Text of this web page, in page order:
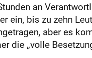
an
ein, bis zu zehn
aber es
die „volle